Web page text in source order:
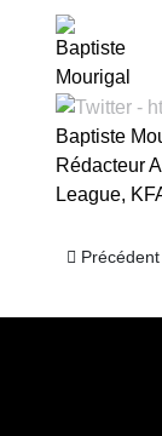
Baptiste
Rédacteur
League,
Article
Précédent